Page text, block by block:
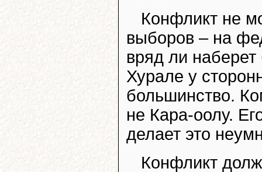
Конфликт не
выборов – на
вряд ли
Хурале у
большинство.
не Кара-оолу.
делает это
Конфликт